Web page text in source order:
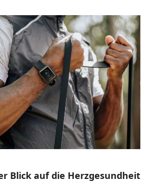
Blick auf die Herzgesundheit